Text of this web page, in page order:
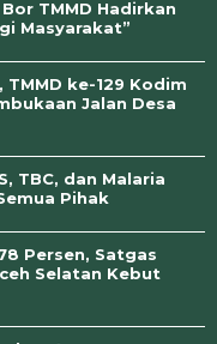
TMMD Hadirkan
Masyarakat”
ke-129 Kodim
Jalan Desa
TBC, dan Malaria
Pihak
Persen, Satgas
Selatan Kebut